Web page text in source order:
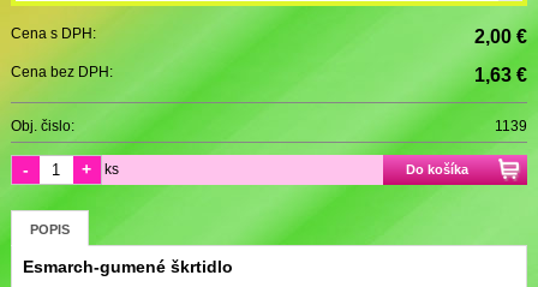
Cena s DPH: 2,00 €
Cena bez DPH: 1,63 €
Obj. čislo: 1139
Do košíka
- + ks
POPIS
Esmarch-gumené škrtidlo